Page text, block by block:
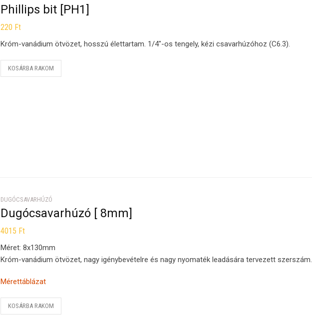
Phillips bit [PH1]
220 Ft
Króm-vanádium ötvözet, hosszú élettartam. 1/4″-os tengely, kézi csavarhúzóhoz (C6.3).
KOSÁRBA RAKOM
DUGÓCSAVARHÚZÓ
Dugócsavarhúzó [ 8mm]
4015 Ft
Méret: 8x130mm
Króm-vanádium ötvözet, nagy igénybevételre és nagy nyomaték leadására tervezett szerszám.
Mérettáblázat
KOSÁRBA RAKOM